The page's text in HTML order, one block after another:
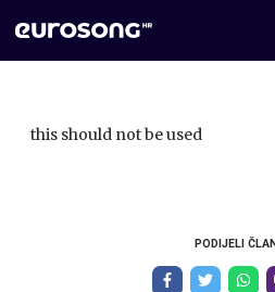
this should not be used
PODIJELI